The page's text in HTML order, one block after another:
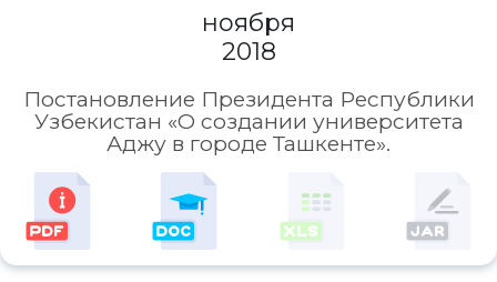
ноября
2018
Постановление Президента Республики
Узбекистан «О создании университета
Аджу в городе Ташкенте».